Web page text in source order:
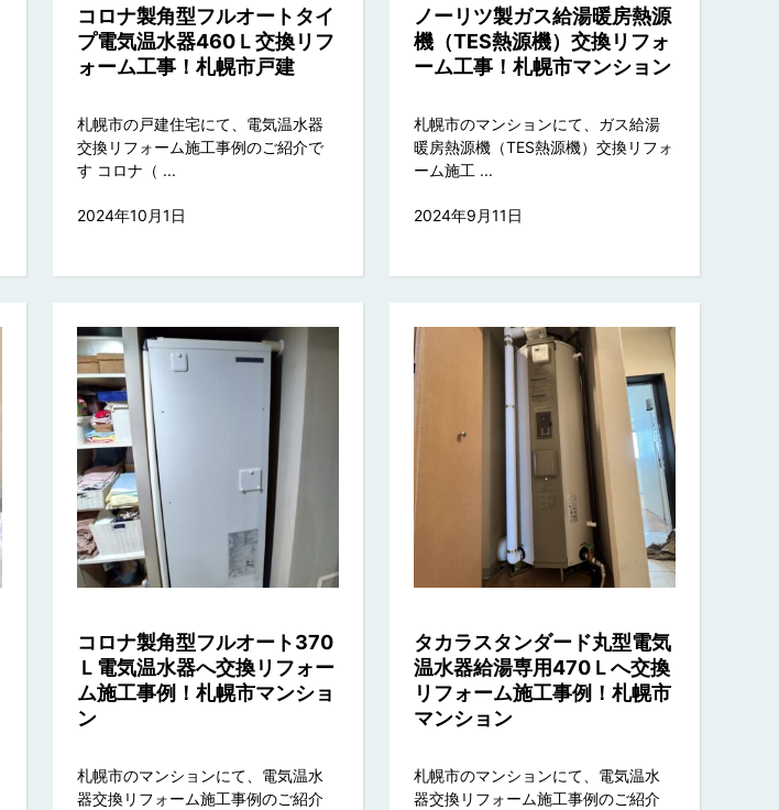
コロナ製角型フルオートタイ
プ電気温水器460Ｌ交換リフ
ォーム工事！札幌市戸建
札幌市の戸建住宅にて、電気温水器
交換リフォーム施工事例のご紹介で
す コロナ（ ...
2024年10月1日
ノーリツ製ガス給湯暖房熱源
機（TES熱源機）交換リフォ
ーム工事！札幌市マンション
札幌市のマンションにて、ガス給湯
暖房熱源機（TES熱源機）交換リフォ
ーム施工 ...
2024年9月11日
コロナ製角型フルオート370
Ｌ電気温水器へ交換リフォー
ム施工事例！札幌市マンショ
ン
札幌市のマンションにて、電気温水
器交換リフォーム施工事例のご紹介
タカラスタンダード丸型電気
温水器給湯専用470Ｌへ交換
リフォーム施工事例！札幌市
マンション
札幌市のマンションにて、電気温水
器交換リフォーム施工事例のご紹介